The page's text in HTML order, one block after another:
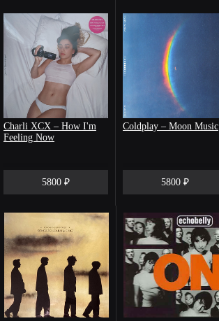
Charli XCX – How I'm
Feeling Now
5800 ₽
Coldplay – Moon Music
5800 ₽